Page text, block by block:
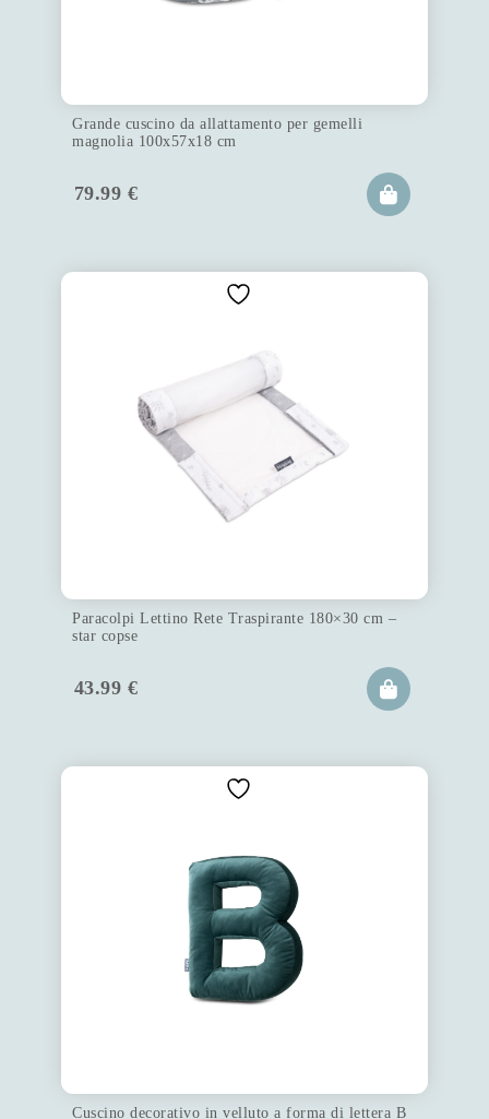
Grande cuscino da allattamento per gemelli
magnolia 100x57x18 cm
79.99 €
Paracolpi Lettino Rete Traspirante 180×30 cm –
star copse
43.99 €
Cuscino decorativo in velluto a forma di lettera B